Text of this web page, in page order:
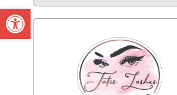
Open toolbar